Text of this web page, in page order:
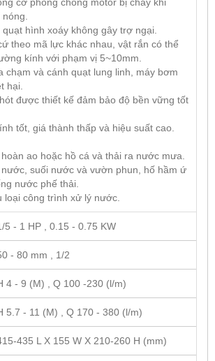
hình xoáy không gây trợ ngại.
mã lực khác nhau, vật rắn có thể
kính với phạm vị 5~10mm.
và cánh quạt lung linh, máy bơm
hại.
thiết kế đảm bảo độ bền vững tốt
giá thành thấp và hiệu suất cao.
ao hoặc hồ cá và thải ra nước mưa.
suối nước và vườn phun, hố hầm ứ
nước phế thải.
công trình xử lý nước.
5 - 1 HP , 0.15 - 0.75 KW
- 80 mm , 1/2
4 - 9 (M) , Q 100 -230 (l/m)
5.7 - 11 (M) , Q 170 - 380 (l/m)
435 L X 155 W X 210-260 H (mm)